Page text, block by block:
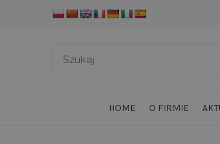
HOME O FIRMIE